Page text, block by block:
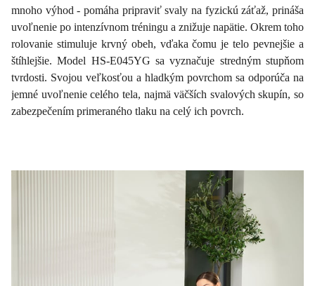
mnoho výhod - pomáha pripraviť svaly na fyzickú záťaž, prináša
uvoľnenie po intenzívnom tréningu a znižuje napätie. Okrem toho
rolovanie stimuluje krvný obeh, vďaka čomu je telo pevnejšie a
štíhlejšie. Model HS-E045YG sa vyznačuje stredným stupňom
tvrdosti. Svojou veľkosťou a hladkým povrchom sa odporúča na
jemné uvoľnenie celého tela, najmä väčších svalových skupín, so
zabezpečením primeraného tlaku na celý ich povrch.